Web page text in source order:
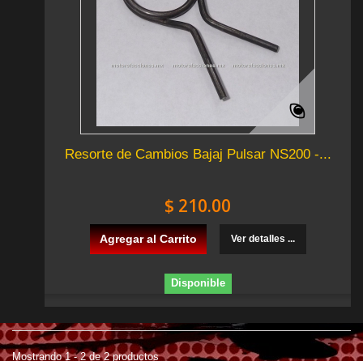
Resorte de Cambios Bajaj Pulsar NS200 -...
$ 210.00
Agregar al Carrito Ver detalles ...
Disponible
Mostrando 1 - 2 de 2 productos